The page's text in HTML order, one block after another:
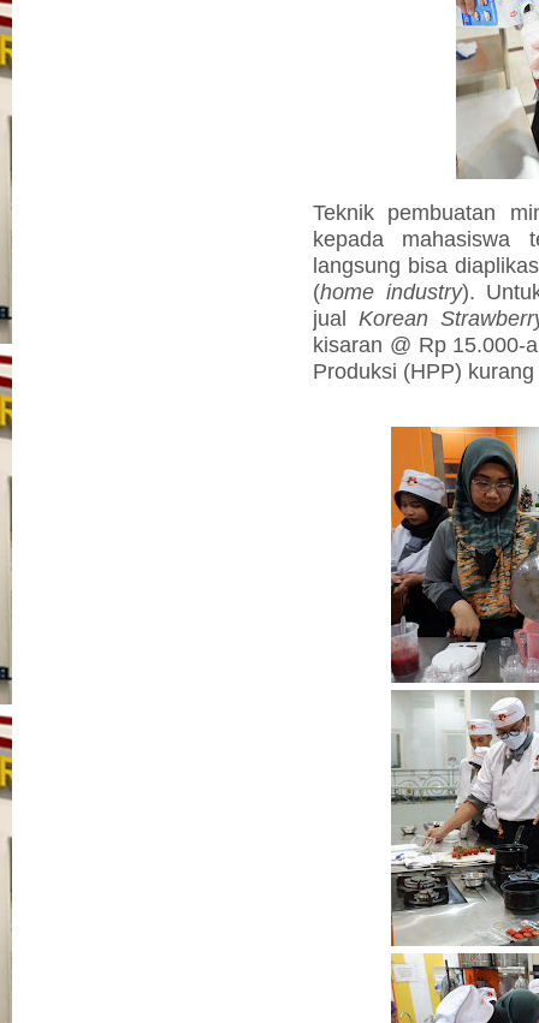
Teknik pembuatan
kepada mahasiswa
langsung bisa
(home industry).
jual Korean
kisaran @ Rp 15.000-
Produksi (HPP)